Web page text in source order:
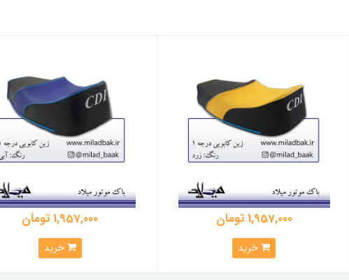
1,957,000 تومان
خرید
1,957,000 تومان
خرید